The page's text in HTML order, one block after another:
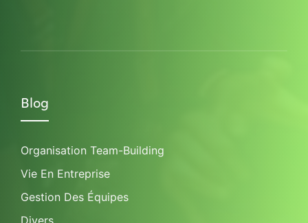
Blog
Organisation Team-Building
Vie En Entreprise
Gestion Des Équipes
Divers